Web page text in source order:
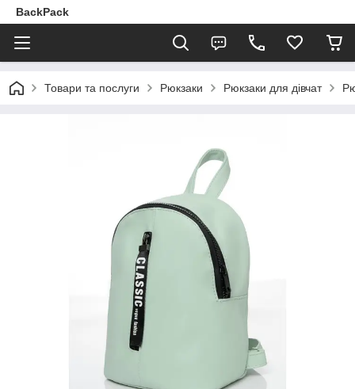
BackPack
Товари та послуги Рюкзаки Рюкзаки для дівчат